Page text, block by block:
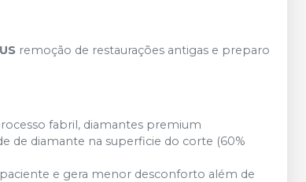
:
10,90por :
condições
Qtd: Adicionar
remoção de restaurações antigas e preparo
fabril, diamantes premium
de diamante na superficie do corte (60%
e gera menor desconforto além de